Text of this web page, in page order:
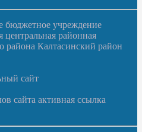
учреждение
центральная районная
района Калтасинский район
сайт
сайта активная ссылка